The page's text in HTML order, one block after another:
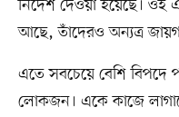
নির্দেশ দেওয়া হয়েছে।
আছে, তাঁদেরও অন্যত্র
এতে সবচেয়ে বেশি
লোকজন। একে কাজে